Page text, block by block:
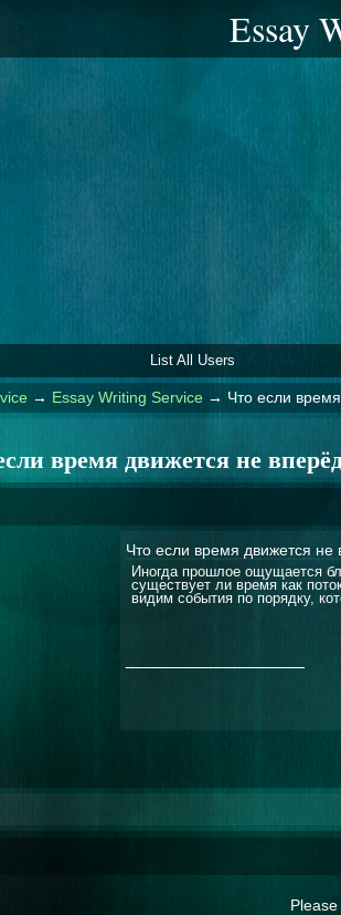
Essay
List All Users
→ Essay Writing Service → Что если
время движется не
Что если время движется
Иногда прошлое ощущается
существует ли время как
видим события по порядку,